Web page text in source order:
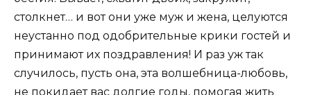
столкнет… и вот они уже муж и жена, целуются
неустанно под одобрительные крики гостей и
принимают их поздравления! И раз уж так
случилось, пусть она, эта волшебница-любовь,
не покидает вас долгие годы, помогая жить